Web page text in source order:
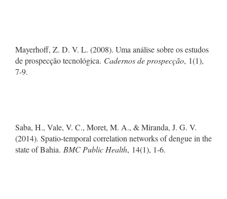
Mayerhoff, Z. D. V. L. (2008). Uma análise sobre os estudos
de prospecção tecnológica. Cadernos de prospecção, 1(1),
7-9.
Saba, H., Vale, V. C., Moret, M. A., & Miranda, J. G. V.
(2014). Spatio-temporal correlation networks of dengue in the
state of Bahia. BMC Public Health, 14(1), 1-6.